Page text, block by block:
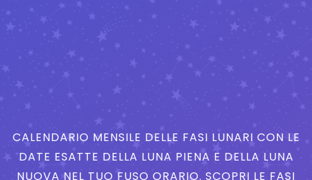
CALENDARIO MENSILE DELLE FASI LUNARI CON LE
DATE ESATTE DELLA LUNA PIENA E DELLA LUNA
NUOVA NEL TUO FUSO ORARIO. SCOPRI LE FASI